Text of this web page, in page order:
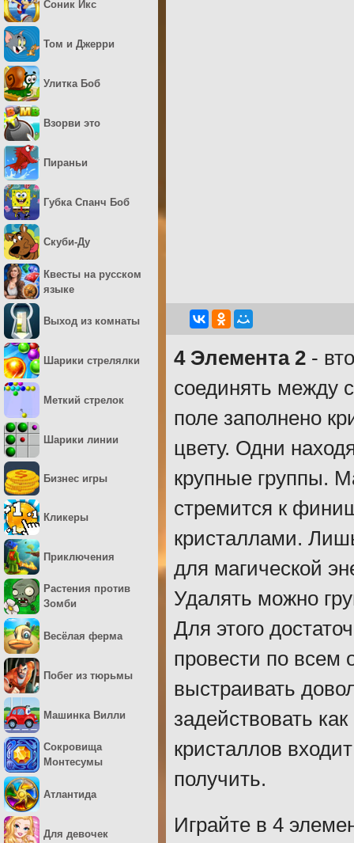
4 Элемента 2 -
соединять между
поле заполнено
цвету. Одни
крупные группы.
стремится к
кристаллами.
для магической
Удалять можно
Для этого
провести по всем
выстраивать
задействовать
кристаллов
получить.
Играйте в 4
Соник Икс
Том и Джерри
Улитка Боб
Взорви это
Пираньи
Губка Спанч Боб
Скуби-Ду
Квесты на русском
языке
Выход из комнаты
Шарики стрелялки
Меткий стрелок
Шарики линии
Бизнес игры
Кликеры
Приключения
Растения против
Зомби
Весёлая ферма
Побег из тюрьмы
Машинка Вилли
Сокровища
Монтесумы
Атлантида
Для девочек